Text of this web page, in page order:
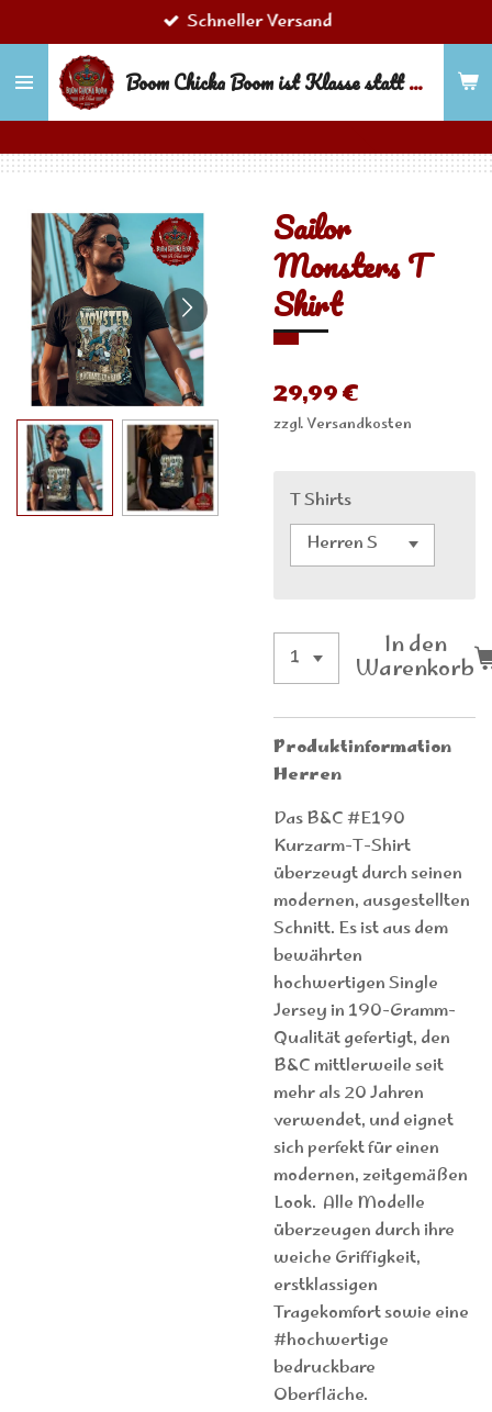
Hauptinhalt
springen
Boom Chicka Boom ist Klasse statt Masse!
Schneller Versand
Sailor
Monsters T
Shirt
29,99 €
zzgl. Versandkosten
T Shirts
In den
Warenkorb
Produktinformation
Herren
Das B&C #E190
Kurzarm-T-Shirt
überzeugt durch seinen
modernen, ausgestellten
Schnitt. Es ist aus dem
bewährten
hochwertigen Single
Jersey in 190-Gramm-
Qualität gefertigt, den
B&C mittlerweile seit
mehr als 20 Jahren
verwendet, und eignet
sich perfekt für einen
modernen, zeitgemäßen
Look. Alle Modelle
überzeugen durch ihre
weiche Griffigkeit,
erstklassigen
Tragekomfort sowie eine
#hochwertige
bedruckbare
Oberfläche.